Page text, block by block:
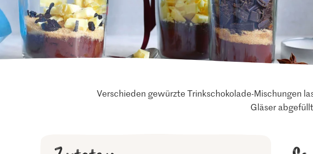
Verschieden gewürzte Trinkschokolade-Mischungen
Gläser